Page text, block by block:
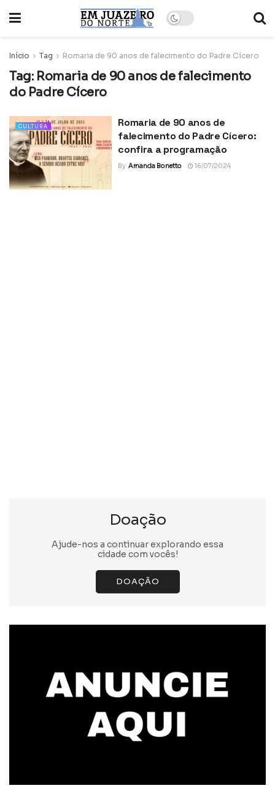
Início Tag Romaria de 90 anos de falecimento do Padre Cícero
Tag: Romaria de 90 anos de falecimento
do Padre Cícero
CULTURA
Romaria de 90 anos de
falecimento do Padre Cícero:
confira a programação
By Amanda Bonetto 16/07/2024
Doação
Ajude-nos a continuar explorando essa
cidade com vocês!
DOAÇÃO